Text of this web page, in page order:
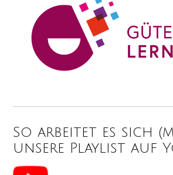
So arbeitet es sich
unsere Playlist auf